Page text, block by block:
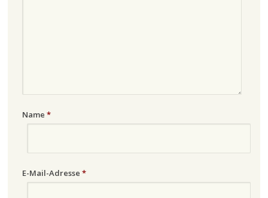
Name *
E-Mail-Adresse *